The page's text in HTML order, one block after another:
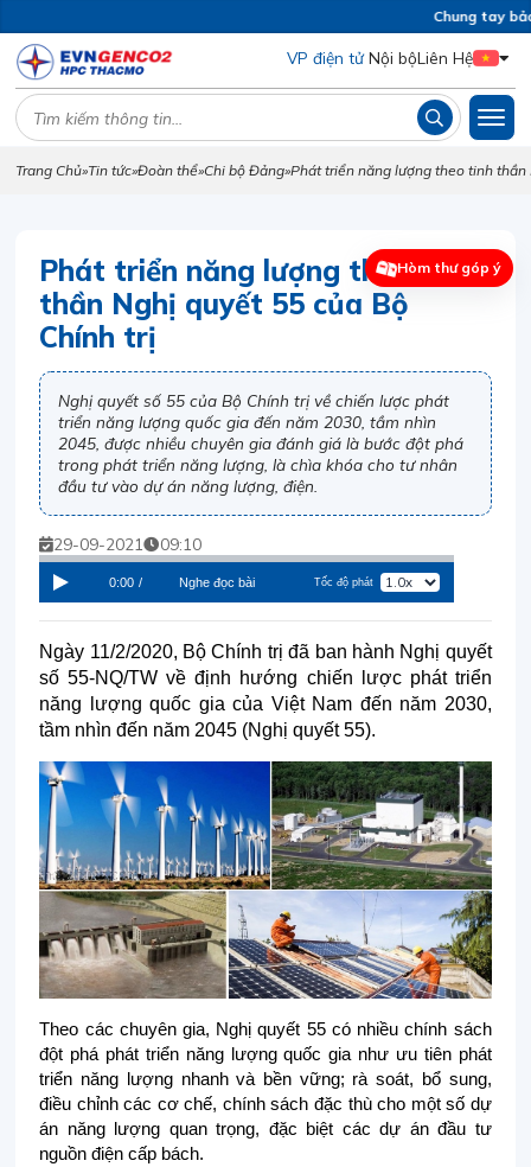
Chung tay
VP điện tử Nội bộLiên Hệ
Trang Chủ»Tin tức»Đoàn thể»Chi bộ Đảng»Phát triển năng lượng theo tinh
Phát triển năng lượng theo tinh
thần Nghị quyết 55 của Bộ
Chính trị
Nghị quyết số 55 của Bộ Chính trị về chiến lược phát
triển năng lượng quốc gia đến năm 2030, tầm nhìn
2045, được nhiều chuyên gia đánh giá là bước đột phá
trong phát triển năng lượng, là chìa khóa cho tư nhân
đầu tư vào dự án năng lượng, điện.
29-09-2021 09:10
0:00 / Nghe đọc bài Tốc độ phát
Ngày 11/2/2020, Bộ Chính trị đã ban hành Nghị quyết
số 55-NQ/TW về định hướng chiến lược phát triển
năng lượng quốc gia của Việt Nam đến năm 2030,
tầm nhìn đến năm 2045 (Nghị quyết 55).
Theo các chuyên gia, Nghị quyết 55 có nhiều chính sách
đột phá phát triển năng lượng quốc gia như ưu tiên phát
triển năng lượng nhanh và bền vững; rà soát, bổ sung,
điều chỉnh các cơ chế, chính sách đặc thù cho một số dự
án năng lượng quan trọng, đặc biệt các dự án đầu tư
nguồn điện cấp bách.
Hòm thư góp ý